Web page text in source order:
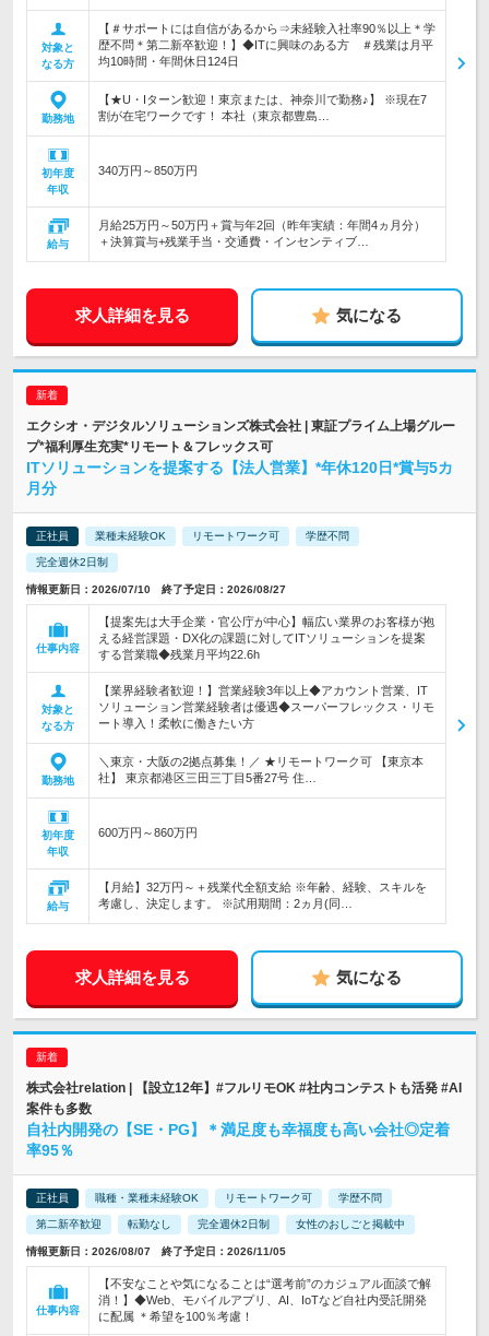
対象と
なる方
【＃サポートには自信があるから⇒未経験入社率90％以上＊学
歴不問＊第二新卒歓迎！】◆ITに興味のある方 ＃残業は月平
均10時間・年間休日124日
勤務地
【★U・Iターン歓迎！東京または、神奈川で勤務♪】 ※現在7
割が在宅ワークです！ 本社（東京都豊島…
初年度
年収
340万円～850万円
給与
月給25万円～50万円＋賞与年2回（昨年実績：年間4ヵ月分）
＋決算賞与+残業手当・交通費・インセンティブ…
求人詳細を見る 気になる
エクシオ・デジタルソリューションズ株式会社 | 東証プライム上場グルー
プ*福利厚生充実*リモート＆フレックス可
ITソリューションを提案する【法人営業】*年休120日*賞与5カ
月分
正社員 業種未経験OK リモートワーク可 学歴不問
完全週休2日制
情報更新日：2026/07/10 終了予定日：2026/08/27
仕事内容
【提案先は大手企業・官公庁が中心】幅広い業界のお客様が抱
える経営課題・DX化の課題に対してITソリューションを提案
する営業職◆残業月平均22.6h
対象と
なる方
【業界経験者歓迎！】営業経験3年以上◆アカウント営業、IT
ソリューション営業経験者は優遇◆スーパーフレックス・リモ
ート導入！柔軟に働きたい方
勤務地
＼東京・大阪の2拠点募集！／ ★リモートワーク可 【東京本
社】 東京都港区三田三丁目5番27号 住…
初年度
年収
600万円～860万円
給与
【月給】32万円～＋残業代全額支給 ※年齢、経験、スキルを
考慮し、決定します。 ※試用期間：2ヵ月(同…
求人詳細を見る 気になる
株式会社relation | 【設立12年】#フルリモOK #社内コンテストも活発 #AI
案件も多数
自社内開発の【SE・PG】＊満足度も幸福度も高い会社◎定着
率95％
正社員 職種・業種未経験OK リモートワーク可 学歴不問
第二新卒歓迎 転勤なし 完全週休2日制 女性のおしごと掲載中
情報更新日：2026/08/07 終了予定日：2026/11/05
仕事内容
【不安なことや気になることは“選考前”のカジュアル面談で解
消！】◆Web、モバイルアプリ、AI、IoTなど自社内受託開発
に配属 ＊希望を100％考慮！